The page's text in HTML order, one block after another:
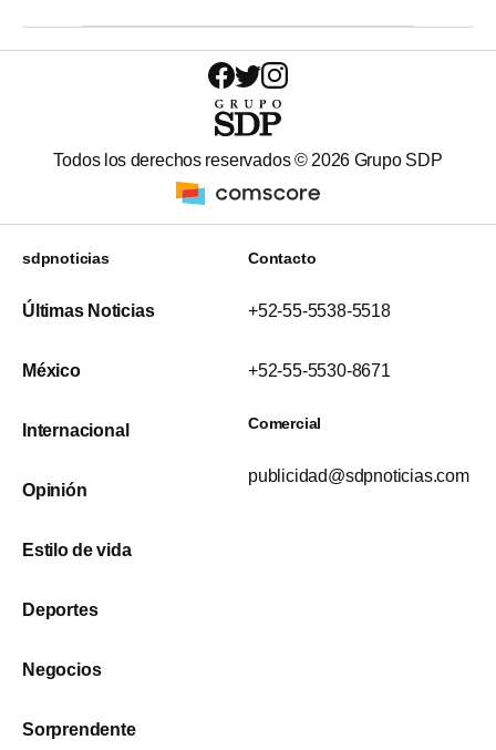
Todos los derechos reservados © 2026 Grupo SDP
sdpnoticias
Últimas Noticias
México
Internacional
Opinión
Estilo de vida
Deportes
Negocios
Sorprendente
Contacto
+52-55-5538-5518
+52-55-5530-8671
Comercial
publicidad@sdpnoticias.com